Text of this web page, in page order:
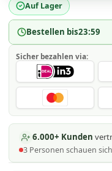
Auf Lager
Bestellen bis23:59
Sicher bezahlen via:
6.000+ Kunden
3 Personen schauen